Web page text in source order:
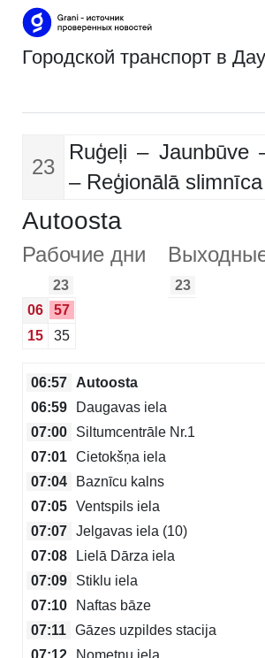
Городской транспорт в
23
Ruģeļi – Jaunbūve
– Reģionālā slimnīca
Autoosta
Рабочие дни
23
06
57
15
35
23
06:57
Autoosta
06:59
Daugavas iela
07:00
Siltumcentrāle Nr.1
07:01 Cietokšņa iela
07:04
Baznīcu kalns
07:05 Ventspils iela
07:07 Jelgavas iela (10)
07:08
Lielā Dārza iela
07:09
Stiklu iela
07:10
Naftas bāze
07:11 Gāzes uzpildes stacija
07:12
Nometņu iela